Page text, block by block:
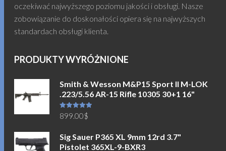
oczekiwać najwyższego poziomu jakości i obsługi. Nasze
zobowiązanie do doskonałości opiera się na najwyższych
standardach obsługi klienta.
PRODUKTY WYRÓŻNIONE
Smith & Wesson M&P15 Sport II M-LOK
.223/5.56 AR-15 Rifle 10305 30+1 16"
Oceniono
5.00na 5
899.00$
Sig Sauer P365 XL 9mm 12rd 3.7"
Pistolet 365XL-9-BXR3